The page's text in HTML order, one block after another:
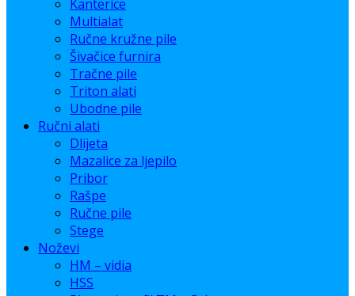
Kanterice
Multialat
Ručne kružne pile
Šivačice furnira
Tračne pile
Triton alati
Ubodne pile
Ručni alati
Dlijeta
Mazalice za ljepilo
Pribor
Rašpe
Ručne pile
Stege
Noževi
HM – vidia
HSS